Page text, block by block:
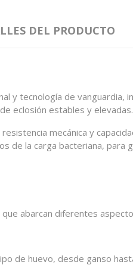
DEL PRODUCTO
y tecnología de vanguardia,
eclosión estables y elevadas.
mecánica y
de la carga bacteriana,
abarcan diferentes
de huevo, desde ganso